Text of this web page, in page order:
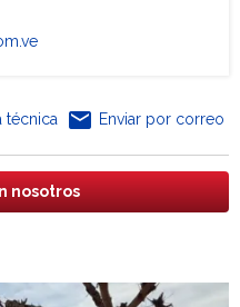
técnica email Enviar por correo
nosotros